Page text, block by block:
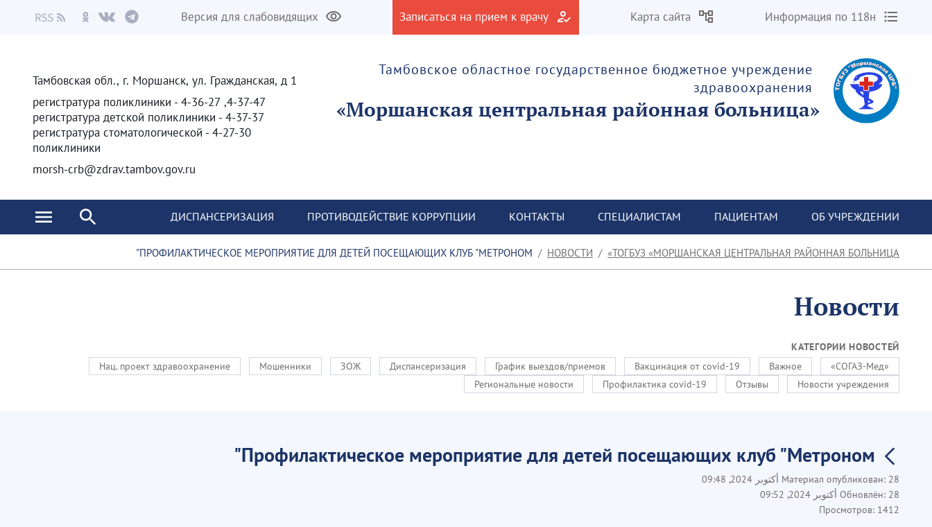
Информация по 118н
Карта сайта
Записаться на прием к врачу
Версия для слабовидящих
Тамбовское областное государственное бюджетное учреждение
здравоохранения
«Моршанская центральная районная больница»
Тамбовская обл., г. Моршанск, ул. Гражданская, д 1
4-37-47, 4-36-27 - регистратура поликлиники
4-37-37 - регистратура детской поликлиники
4-27-30 - регистратура стоматологической
поликлиники
morsh-crb@zdrav.tambov.gov.ru
ОБ УЧРЕЖДЕНИИ
ПАЦИЕНТАМ
СПЕЦИАЛИСТАМ
КОНТАКТЫ
ПРОТИВОДЕЙСТВИЕ КОРРУПЦИИ
ДИСПАНСЕРИЗАЦИЯ
ТОГБУЗ «МОРШАНСКАЯ ЦЕНТРАЛЬНАЯ РАЙОННАЯ БОЛЬНИЦА»
НОВОСТИ
Новости
КАТЕГОРИИ НОВОСТЕЙ
«СОГАЗ-Мед»
Важное
Вакцинация от covid-19
График выездов/приемов
Диспансеризация
ЗОЖ
Мошенники
Нац. проект здравоохранение
Новости учреждения
Отзывы
Профилактика covid-19
Региональные новости
Профилактическое мероприятие для детей посещающих клуб "Метроном"
Материал опубликован: 28 أكتوبر 2024, 09:48
Обновлён: 28 أكتوبر 2024, 09:52
Просмотров: 1412